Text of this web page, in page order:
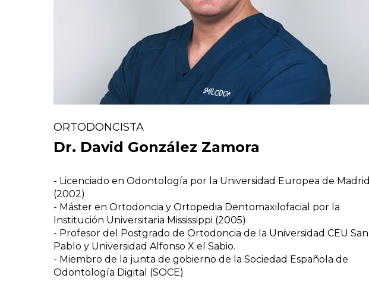
ORTODONCISTA
Dr. David González Zamora
- Licenciado en Odontología por la Universidad Europea de Madrid
(2002)
- Máster en Ortodoncia y Ortopedia Dentomaxilofacial por la
Institución Universitaria Mississippi (2005)
- Profesor del Postgrado de Ortodoncia de la Universidad CEU San
Pablo y Universidad Alfonso X el Sabio.
- Miembro de la junta de gobierno de la Sociedad Española de
Odontología Digital (SOCE)